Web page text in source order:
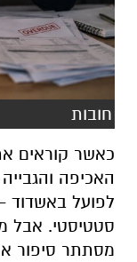
חובות
כאשר קוראים
לפועל באשדוד
סטטיסטי. אבל
מסתתר סיפור